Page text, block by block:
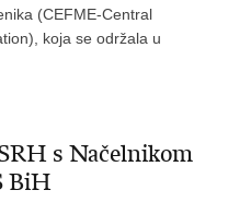
(CEFME-Central
koja se održala u
s Načelnikom
BiH